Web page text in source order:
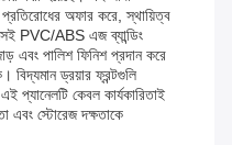
প্রতিরোধের অফার করে, স্থায়িত্ব
PVC/ABS এজ ব্যান্ডিং
এবং পালিশ ফিনিশ প্রদান করে
বিদ্যমান ড্রয়ার ফ্রন্টগুলি
কেবল কার্যকারিতাই
এবং স্টোরেজ দক্ষতাকে